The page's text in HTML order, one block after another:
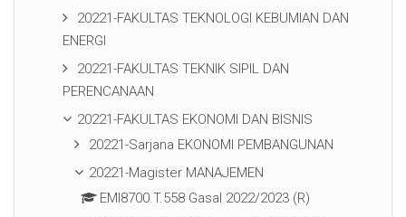
20221-FAKULTAS TEKNOLOGI KEBUMIAN DAN
ENERGI
20221-FAKULTAS TEKNIK SIPIL DAN
PERENCANAAN
20221-FAKULTAS EKONOMI DAN BISNIS
20221-Sarjana EKONOMI PEMBANGUNAN
20221-Magister MANAJEMEN
EMI8700.T.558 Gasal 2022/2023 (R)